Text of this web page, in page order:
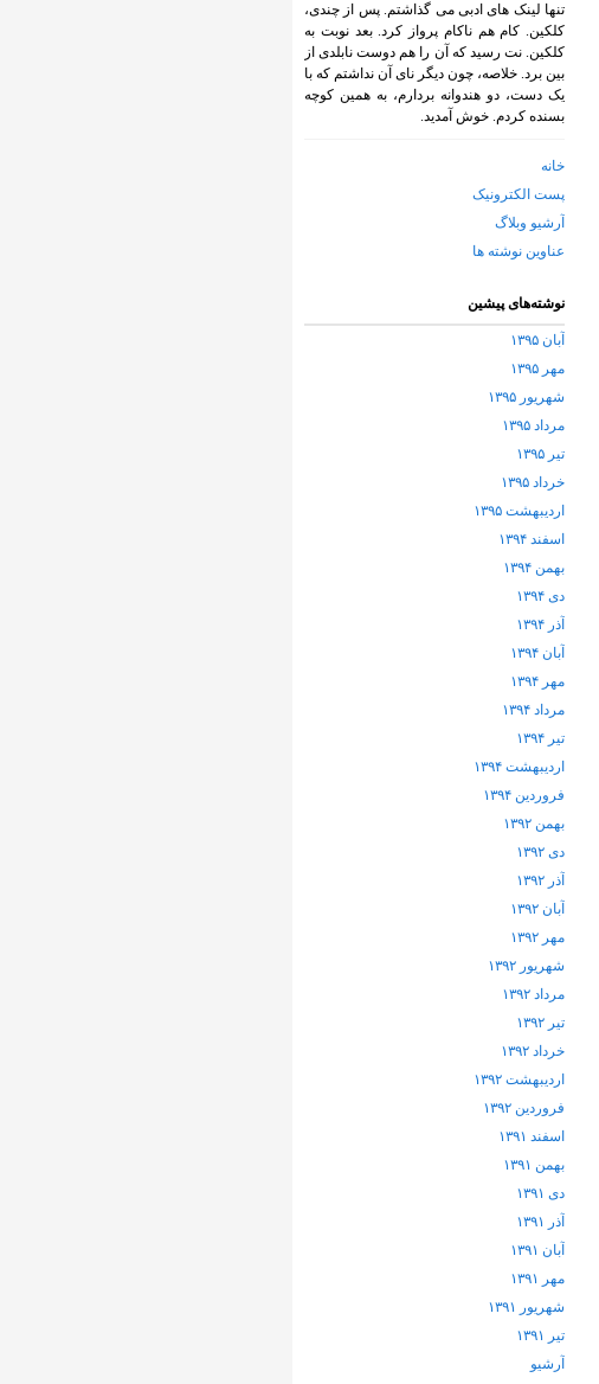
تنها لینک های ادبی می گذاشتم. پس از چندی،
کلکین. کام هم ناکام پرواز کرد. بعد نوبت به
کلکین. نت رسید که آن را هم دوست نابلدی از
بین برد. خلاصه، چون دیگر نای آن نداشتم که با
یک دست، دو هندوانه بردارم، به همین کوچه
بسنده کردم. خوش آمدید.
خانه
پست الکترونیک
آرشیو وبلاگ
عناوین نوشته ها
نوشته‌های پیشین
آبان ۱۳۹۵
مهر ۱۳۹۵
شهریور ۱۳۹۵
مرداد ۱۳۹۵
تیر ۱۳۹۵
خرداد ۱۳۹۵
اردیبهشت ۱۳۹۵
اسفند ۱۳۹۴
بهمن ۱۳۹۴
دی ۱۳۹۴
آذر ۱۳۹۴
آبان ۱۳۹۴
مهر ۱۳۹۴
مرداد ۱۳۹۴
تیر ۱۳۹۴
اردیبهشت ۱۳۹۴
فروردین ۱۳۹۴
بهمن ۱۳۹۲
دی ۱۳۹۲
آذر ۱۳۹۲
آبان ۱۳۹۲
مهر ۱۳۹۲
شهریور ۱۳۹۲
مرداد ۱۳۹۲
تیر ۱۳۹۲
خرداد ۱۳۹۲
اردیبهشت ۱۳۹۲
فروردین ۱۳۹۲
اسفند ۱۳۹۱
بهمن ۱۳۹۱
دی ۱۳۹۱
آذر ۱۳۹۱
آبان ۱۳۹۱
مهر ۱۳۹۱
شهریور ۱۳۹۱
تیر ۱۳۹۱
آرشيو